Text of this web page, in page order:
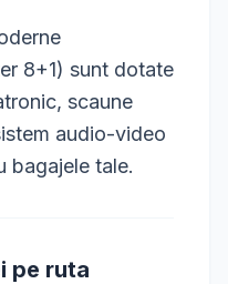
8+1) sunt dotate
scaune
audio-video
bagajele tale.
pe ruta